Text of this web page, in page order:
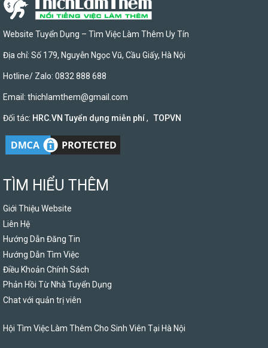
Website Tuyển Dụng – Tìm Việc Làm Thêm Uy Tín
Địa chỉ: Số 179, Nguyễn Ngọc Vũ, Cầu Giấy, Hà Nội
Hotline/ Zalo: 0832 888 688
Email: thichlamthem@gmail.com
Đối tác: HRC.VN Tuyển dụng miễn phí, TOPVN
TÌM HIỂU THÊM
Giới Thiệu Website
Liên Hệ
Hướng Dẫn Đăng Tin
Hướng Dẫn Tìm Việc
Điều Khoản Chính Sách
Phản Hồi Từ Nhà Tuyển Dụng
Chat với quản trị viên
Hội Tìm Việc Làm Thêm Cho Sinh Viên Tại Hà Nội